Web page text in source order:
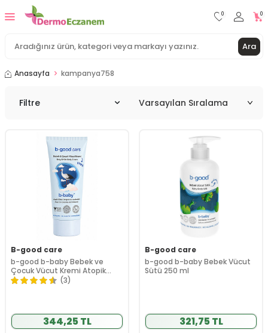
Ara
0 0
Anasayfa kampanya758
Filtre
B-good care
b-good b-baby Bebek ve
Çocuk Vücut Kremi Atopik
Ciltler 150 ml (3)
344,25 TL
B-good care
b-good b-baby Bebek Vücut
Sütü 250 ml
321,75 TL